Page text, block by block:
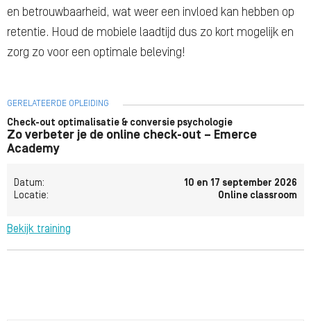
en betrouwbaarheid, wat weer een invloed kan hebben op
retentie. Houd de mobiele laadtijd dus zo kort mogelijk en
zorg zo voor een optimale beleving!
GERELATEERDE OPLEIDING
Check-out optimalisatie & conversie psychologie
Zo verbeter je de online check-out – Emerce
Academy
Datum:
10 en 17 september 2026
Locatie:
Online classroom
Bekijk training